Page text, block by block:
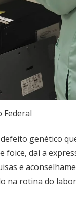
Federal
genético
foice, daí a
e
na rotina do